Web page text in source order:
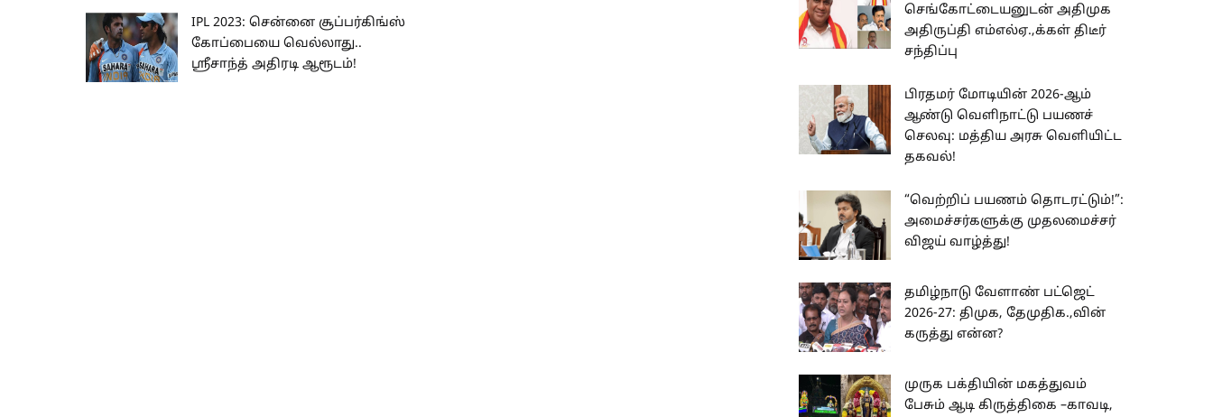
IPL 2023: சென்னை சூப்பர்கிங்ஸ்
கோப்பையை வெல்லாது..
ஸ்ரீசாந்த் அதிரடி ஆரூடம்!
செங்கோட்டையனுடன் அதிமுக
அதிருப்தி எம்எல்ஏ.,க்கள் திடீர்
சந்திப்பு
பிரதமர் மோடியின் 2026-ஆம்
ஆண்டு வெளிநாட்டு பயணச்
செலவு: மத்திய அரசு வெளியிட்ட
தகவல்!
“வெற்றிப் பயணம் தொடரட்டும்!”:
அமைச்சர்களுக்கு முதலமைச்சர்
விஜய் வாழ்த்து!
தமிழ்நாடு வேளாண் பட்ஜெட்
2026-27: திமுக, தேமுதிக.,வின்
கருத்து என்ன?
முருக பக்தியின் மகத்துவம்
பேசும் ஆடி கிருத்திகை –காவடி,